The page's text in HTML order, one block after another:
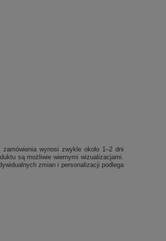
wynosi zwykle około 1–2 dni
są możliwie wiernymi wizualizacjami.
zmian i personalizacji podlega